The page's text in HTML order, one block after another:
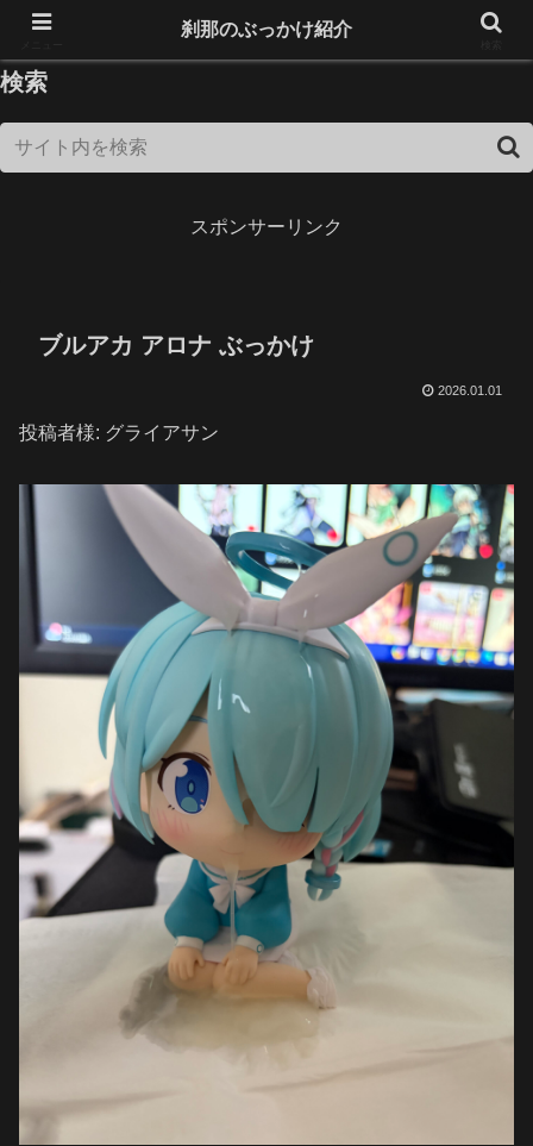
18歳未満は閲覧できません！
検索
スポンサーリンク
ブルアカ アロナ ぶっかけ
2026.01.01
投稿者様: グライアサン
刹那のぶっかけ紹介